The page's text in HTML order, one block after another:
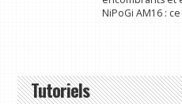
NiPoGi AM16 : ce
Tutoriels